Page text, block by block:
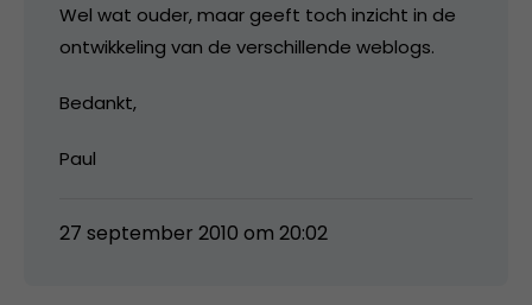
Wel wat ouder, maar geeft toch inzicht in de
ontwikkeling van de verschillende weblogs.
Bedankt,
Paul
27 september 2010 om 20:02